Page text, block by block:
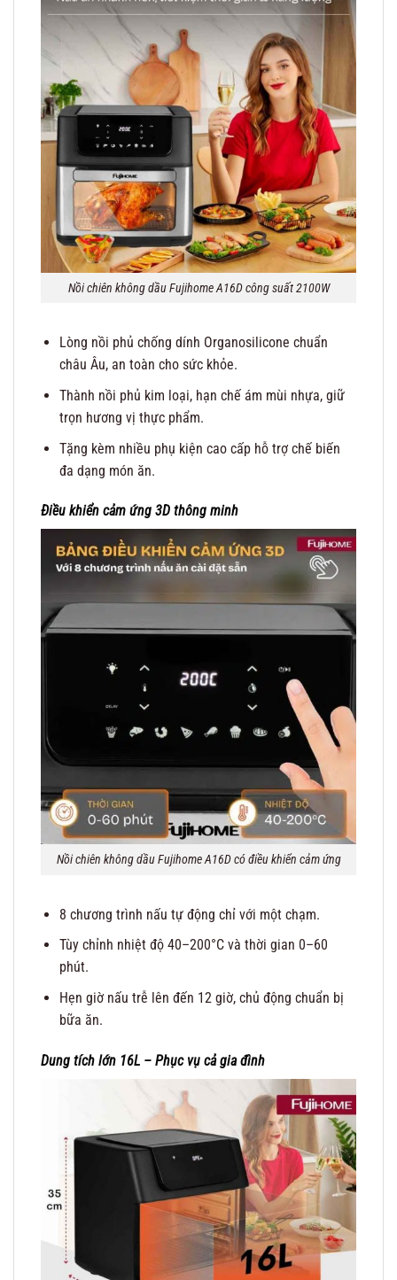
Nồi chiên không dầu Fujihome A16D công suất 2100W
Lòng nồi phủ chống dính Organosilicone chuẩn
châu Âu, an toàn cho sức khỏe.
Thành nồi phủ kim loại, hạn chế ám mùi nhựa, giữ
trọn hương vị thực phẩm.
Tặng kèm nhiều phụ kiện cao cấp hỗ trợ chế biến
đa dạng món ăn.
Điều khiển cảm ứng 3D thông minh
Nồi chiên không dầu Fujihome A16D có điều khiển cảm ứng
8 chương trình nấu tự động chỉ với một chạm.
Tùy chỉnh nhiệt độ 40–200°C và thời gian 0–60
phút.
Hẹn giờ nấu trễ lên đến 12 giờ, chủ động chuẩn bị
bữa ăn.
Dung tích lớn 16L – Phục vụ cả gia đình